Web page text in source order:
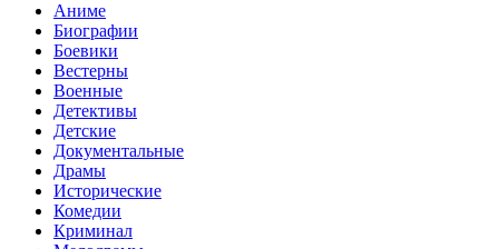
Аниме
Биографии
Боевики
Вестерны
Военные
Детективы
Детские
Документальные
Драмы
Исторические
Комедии
Криминал